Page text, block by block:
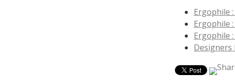
Ergophile
Ergophile
Ergophile
Designers